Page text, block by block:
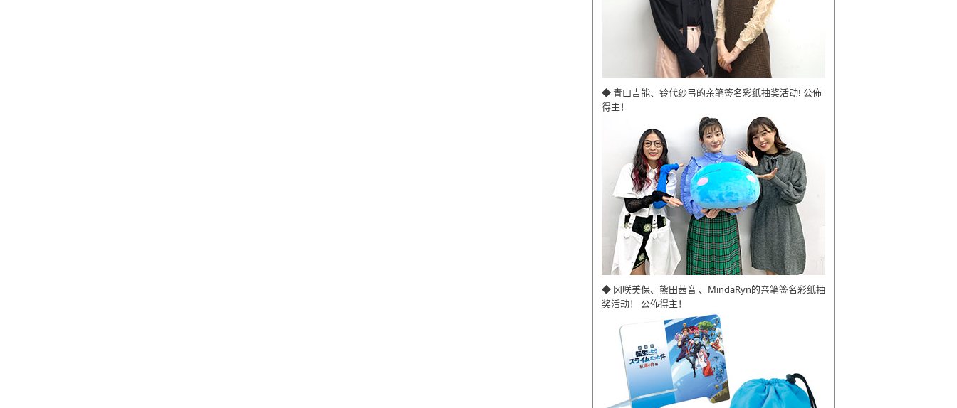
◆ 青山吉能、铃代纱弓的亲笔签名彩纸抽奖活动! 公佈
得主！
◆ 冈咲美保、熊田茜音 、MindaRyn的亲笔签名彩纸抽
奖活动！ 公佈得主！